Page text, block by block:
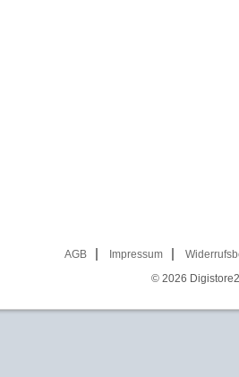
AGB Impressum
© 2026